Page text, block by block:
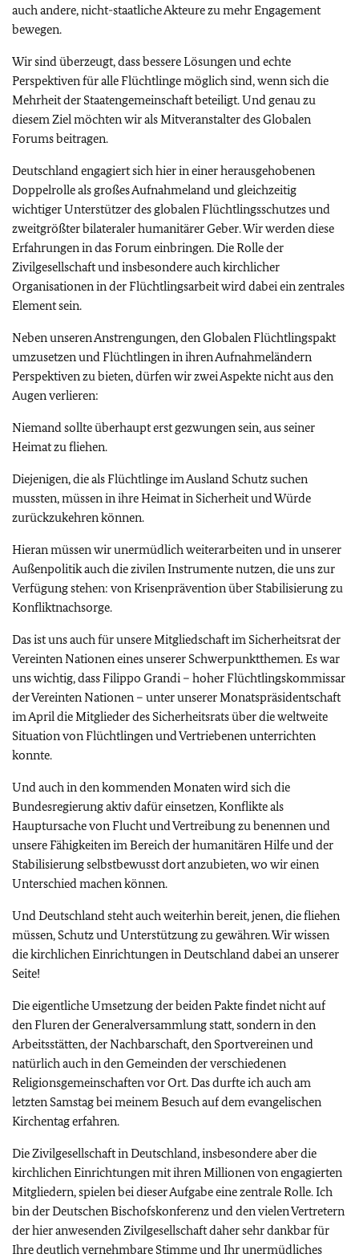
auch andere, nicht-staatliche Akteure zu mehr Engagement
bewegen.
Wir sind überzeugt, dass bessere Lösungen und echte
Perspektiven für alle Flüchtlinge möglich sind, wenn sich die
Mehrheit der Staatengemeinschaft beteiligt. Und genau zu
diesem Ziel möchten wir als Mitveranstalter des Globalen
Forums beitragen.
Deutschland engagiert sich hier in einer herausgehobenen
Doppelrolle als großes Aufnahmeland und gleichzeitig
wichtiger Unterstützer des globalen Flüchtlingsschutzes und
zweitgrößter bilateraler humanitärer Geber. Wir werden diese
Erfahrungen in das Forum einbringen. Die Rolle der
Zivilgesellschaft und insbesondere auch kirchlicher
Organisationen in der Flüchtlingsarbeit wird dabei ein zentrales
Element sein.
Neben unseren Anstrengungen, den Globalen Flüchtlingspakt
umzusetzen und Flüchtlingen in ihren Aufnahmeländern
Perspektiven zu bieten, dürfen wir zwei Aspekte nicht aus den
Augen verlieren:
Niemand sollte überhaupt erst gezwungen sein, aus seiner
Heimat zu fliehen.
Diejenigen, die als Flüchtlinge im Ausland Schutz suchen
mussten, müssen in ihre Heimat in Sicherheit und Würde
zurückzukehren können.
Hieran müssen wir unermüdlich weiterarbeiten und in unserer
Außenpolitik auch die zivilen Instrumente nutzen, die uns zur
Verfügung stehen: von Krisenprävention über Stabilisierung zu
Konfliktnachsorge.
Das ist uns auch für unsere Mitgliedschaft im Sicherheitsrat der
Vereinten Nationen eines unserer Schwerpunktthemen. Es war
uns wichtig, dass Filippo Grandi – hoher Flüchtlingskommissar
der Vereinten Nationen – unter unserer Monatspräsidentschaft
im April die Mitglieder des Sicherheitsrats über die weltweite
Situation von Flüchtlingen und Vertriebenen unterrichten
konnte.
Und auch in den kommenden Monaten wird sich die
Bundesregierung aktiv dafür einsetzen, Konflikte als
Hauptursache von Flucht und Vertreibung zu benennen und
unsere Fähigkeiten im Bereich der humanitären Hilfe und der
Stabilisierung selbstbewusst dort anzubieten, wo wir einen
Unterschied machen können.
Und Deutschland steht auch weiterhin bereit, jenen, die fliehen
müssen, Schutz und Unterstützung zu gewähren. Wir wissen
die kirchlichen Einrichtungen in Deutschland dabei an unserer
Seite!
Die eigentliche Umsetzung der beiden Pakte findet nicht auf
den Fluren der Generalversammlung statt, sondern in den
Arbeitsstätten, der Nachbarschaft, den Sportvereinen und
natürlich auch in den Gemeinden der verschiedenen
Religionsgemeinschaften vor Ort. Das durfte ich auch am
letzten Samstag bei meinem Besuch auf dem evangelischen
Kirchentag erfahren.
Die Zivilgesellschaft in Deutschland, insbesondere aber die
kirchlichen Einrichtungen mit ihren Millionen von engagierten
Mitgliedern, spielen bei dieser Aufgabe eine zentrale Rolle. Ich
bin der Deutschen Bischofskonferenz und den vielen Vertretern
der hier anwesenden Zivilgesellschaft daher sehr dankbar für
Ihre deutlich vernehmbare Stimme und Ihr unermüdliches